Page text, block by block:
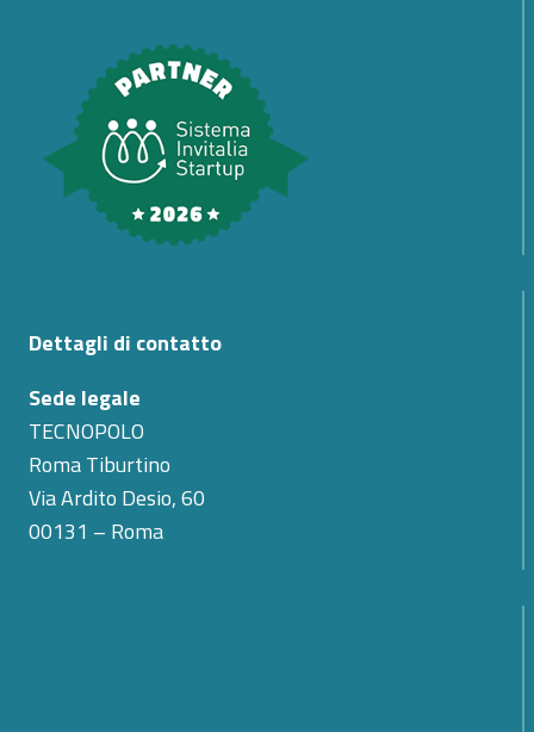
Dettagli di contatto
Sede legale
TECNOPOLO
Roma Tiburtino
Via Ardito Desio, 60
00131 – Roma